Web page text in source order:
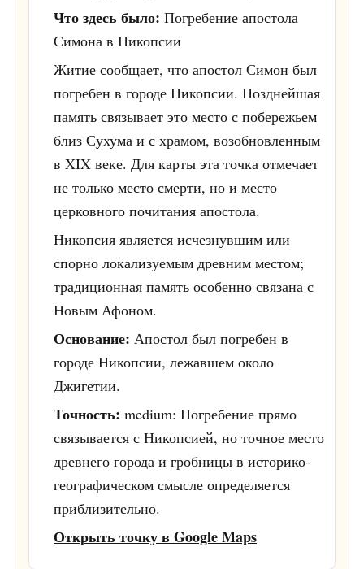
Что здесь было: Погребение апостола
Симона в Никопсии
Житие сообщает, что апостол Симон был
погребен в городе Никопсии. Позднейшая
память связывает это место с побережьем
близ Сухума и с храмом, возобновленным
в XIX веке. Для карты эта точка отмечает
не только место смерти, но и место
церковного почитания апостола.
Никопсия является исчезнувшим или
спорно локализуемым древним местом;
традиционная память особенно связана с
Новым Афоном.
Основание: Апостол был погребен в
городе Никопсии, лежавшем около
Джигетии.
Точность: medium: Погребение прямо
связывается с Никопсией, но точное место
древнего города и гробницы в историко-
географическом смысле определяется
приблизительно.
Открыть точку в Google Maps